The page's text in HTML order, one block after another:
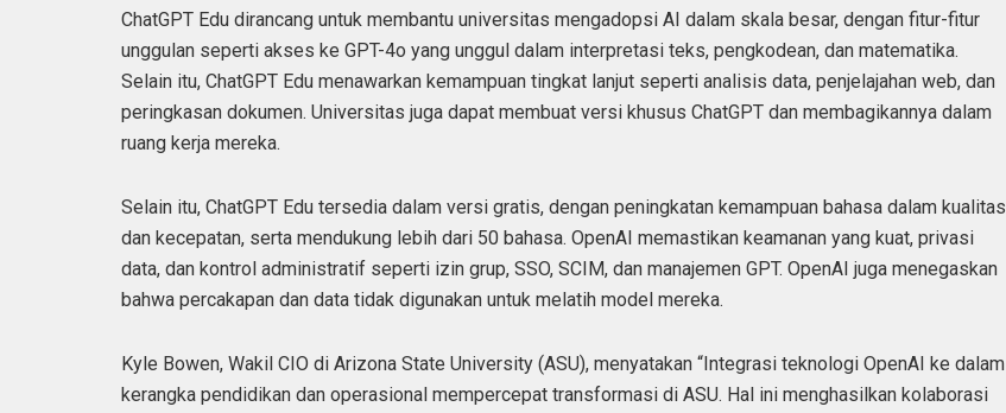
ChatGPT Edu dirancang untuk membantu universitas mengadopsi AI dalam skala besar, dengan fitur-fitur
unggulan seperti akses ke GPT-4o yang unggul dalam interpretasi teks, pengkodean, dan matematika.
Selain itu, ChatGPT Edu menawarkan kemampuan tingkat lanjut seperti analisis data, penjelajahan web, dan
peringkasan dokumen. Universitas juga dapat membuat versi khusus ChatGPT dan membagikannya dalam
ruang kerja mereka.
Selain itu, ChatGPT Edu tersedia dalam versi gratis, dengan peningkatan kemampuan bahasa dalam kualitas
dan kecepatan, serta mendukung lebih dari 50 bahasa. OpenAI memastikan keamanan yang kuat, privasi
data, dan kontrol administratif seperti izin grup, SSO, SCIM, dan manajemen GPT. OpenAI juga menegaskan
bahwa percakapan dan data tidak digunakan untuk melatih model mereka.
Kyle Bowen, Wakil CIO di Arizona State University (ASU), menyatakan “Integrasi teknologi OpenAI ke dalam
kerangka pendidikan dan operasional mempercepat transformasi di ASU. Hal ini menghasilkan kolaborasi